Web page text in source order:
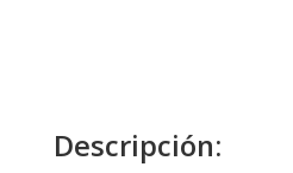
Descripción: